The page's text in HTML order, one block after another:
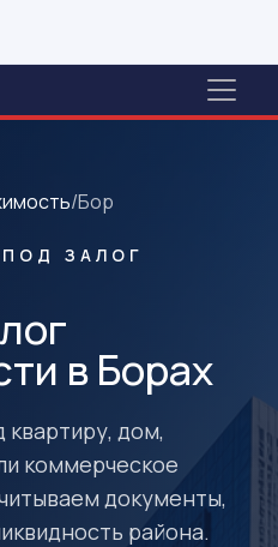
/Бор
ЗАЛОГ
в Борах
дом,
коммерческое
документы,
района.